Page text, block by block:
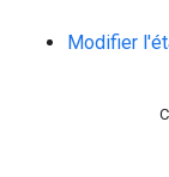
Modifier